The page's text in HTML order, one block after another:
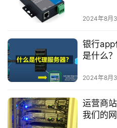
服
网
站
运
2024年8月
银行app
是什么？
2024年8月
运营商
我们的